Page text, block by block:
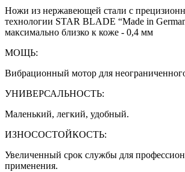
Ножи из нержавеющей стали с
технологии STAR BLADE “Made in
максимально близко к коже - 0,4 мм
МОЩЬ:
Вибрационный мотор для
УНИВЕРСАЛЬНОСТЬ:
Маленький, легкий, удобный.
ИЗНОСОСТОЙКОСТЬ:
Увеличенный срок службы для
применения.